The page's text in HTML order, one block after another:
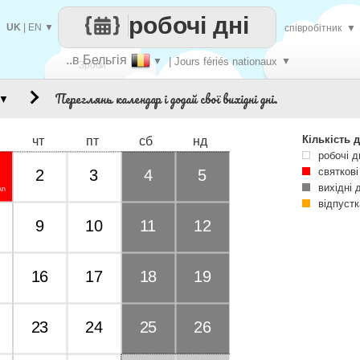
Зроби
..в Бельгія ▼ | Jours fériés nationaux ▼
робочі дні
UK EN ▼ співробітник ▼
Переглянь календар і додай свої вихідні дні.
чт пт сб нд
2 3 4 5
9 10 11 12
16 17 18 19
23 24 25 26
Кількість
робочі
вихідні